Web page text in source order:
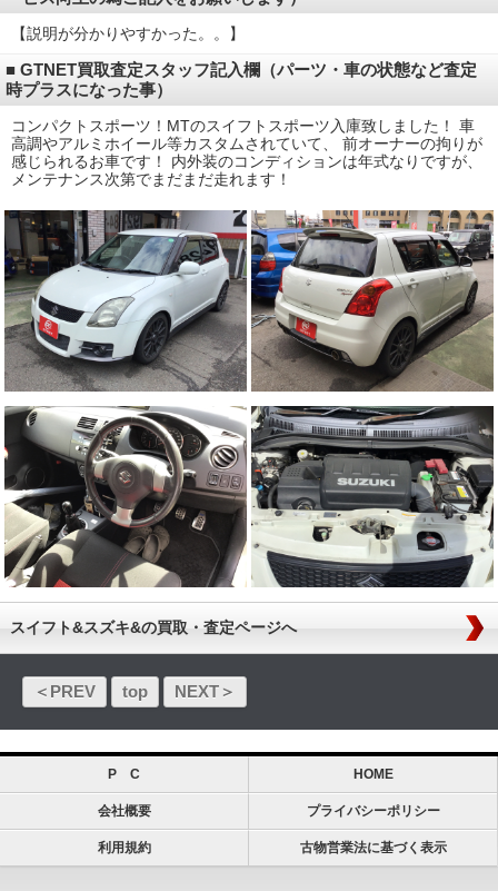
【説明が分かりやすかった。。】
■ GTNET買取査定スタッフ記入欄（パーツ・車の状態など査定
時プラスになった事）
コンパクトスポーツ！MTのスイフトスポーツ入庫致しました！ 車
高調やアルミホイール等カスタムされていて、 前オーナーの拘りが
感じられるお車です！ 内外装のコンディションは年式なりですが、
メンテナンス次第でまだまだ走れます！
スイフト&スズキ&の買取・査定ページへ
＜PREV top NEXT＞
P C HOME
会社概要 プライバシーポリシー
利用規約 古物営業法に基づく表示